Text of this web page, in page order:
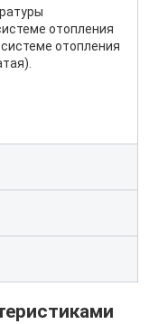
отопления
отопления